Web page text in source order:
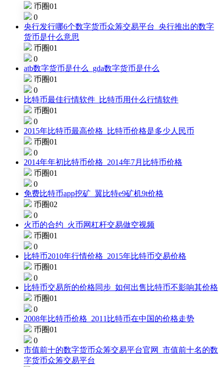
币圈01
0
央行发行哪6个数字货币众筹交易平台_央行推出的数字
货币是什么意思
币圈01
0
atb数字货币是什么_gda数字货币是什么
币圈01
0
比特币最佳行情软件_比特币用什么行情软件
币圈01
0
2015年比特币最高价格_比特币价格是多少人民币
币圈01
0
2014年年初比特币价格_2014年7月比特币价格
币圈01
0
免费比特币app挖矿_翼比特e9矿机9t价格
币圈02
0
火币的合约_火币网杠杆交易做空视频
币圈01
0
比特币2010年行情价格_2015年比特币交易价格
币圈01
0
比特币交易所的价格同步_如何出售比特币不影响其价格
币圈01
0
2008年比特币价格_2011比特币在中国的价格走势
币圈01
0
市值前十的数字货币众筹交易平台官网_市值前十名的数
字货币众筹交易平台